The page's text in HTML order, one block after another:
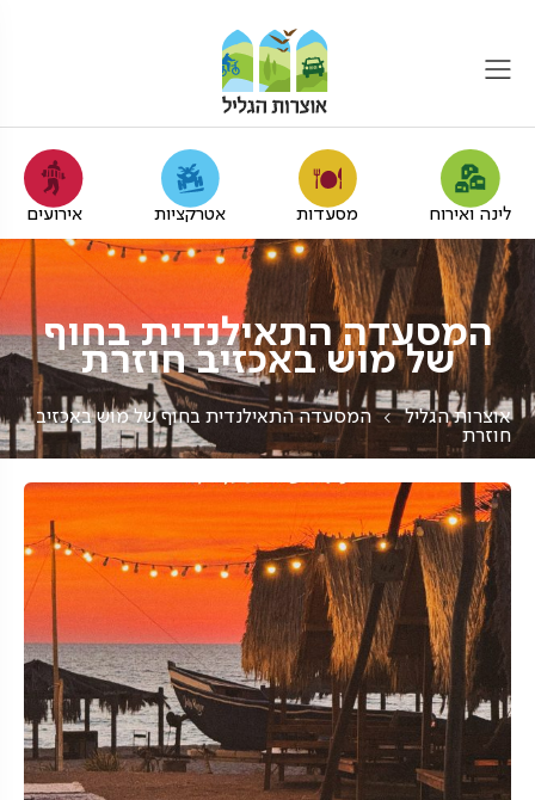
לינה ואירוח מסעדות אטרקציות אירועים
המסעדה התאילנדית בחוף
של מוש באכזיב חוזרת
אוצרות הגליל
המסעדה התאילנדית בחוף של מוש באכזיב
חוזרת